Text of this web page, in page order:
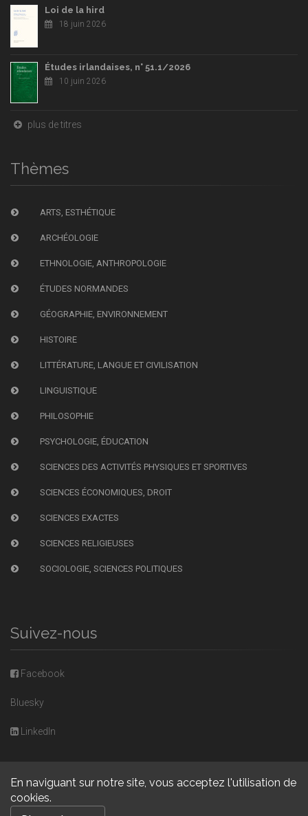
En naviguant sur notre site, vous acceptez l'utilisation de
cookies.
Loi de la hird
18 juin 2026
Études irlandaises, n° 51.1/2026
10 juin 2026
plus de titres
Thèmes
ARTS, ESTHÉTIQUE
ARCHÉOLOGIE
ETHNOLOGIE, ANTHROPOLOGIE
ÉTUDES NORMANDES
GÉOGRAPHIE, ENVIRONNEMENT
HISTOIRE
LITTÉRATURE, LANGUE ET CIVILISATION
LINGUISTIQUE
PHILOSOPHIE
PSYCHOLOGIE, ÉDUCATION
SCIENCES DES ACTIVITÉS PHYSIQUES ET SPORTIVES
SCIENCES ÉCONOMIQUES, DROIT
SCIENCES EXACTES
SCIENCES RELIGIEUSES
SOCIOLOGIE, SCIENCES POLITIQUES
Suivez-nous
Facebook
Bluesky
LinkedIn